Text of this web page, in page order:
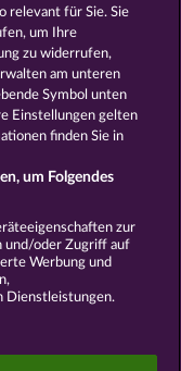
BOOK
​​relevant für Sie. Sie
um Ihre
zu widerrufen,
am unteren
Symbol unten
Einstellungen gelten
finden Sie in
um Folgendes
zur
und/oder Zugriff auf
Werbung und
Dienstleistungen.